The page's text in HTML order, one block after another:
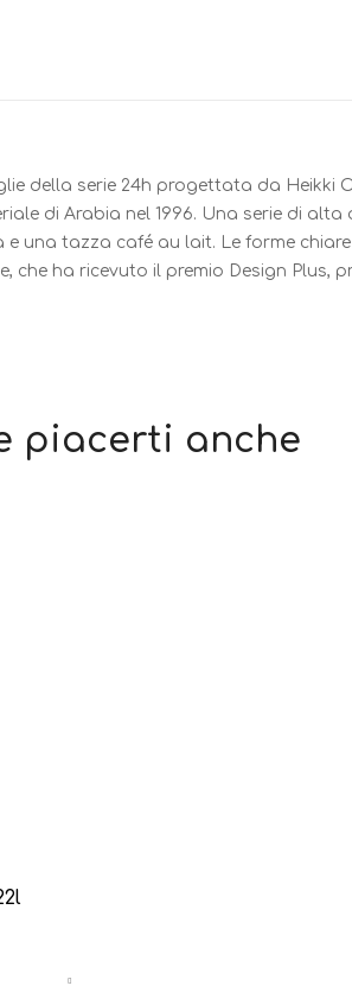
della serie 24h progettata da Heikki
di Arabia nel 1996. Una serie di
una tazza café au lait. Le forme
ha ricevuto il premio Design Plus,
piacerti anche